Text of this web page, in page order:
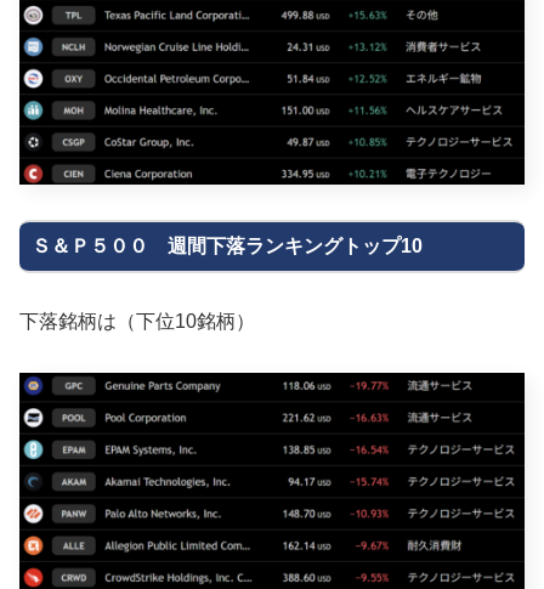
Ｓ＆Ｐ５００ 週間下落ランキングトップ10
下落銘柄は（下位10銘柄）